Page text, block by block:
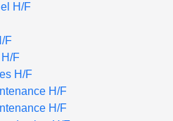
H/F
F
H/F
H/F
H/F
H/F